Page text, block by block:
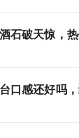
石破天惊，
口感还好吗